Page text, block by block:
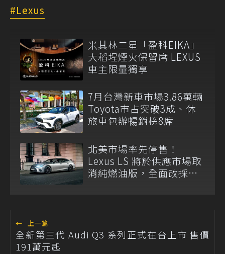
Lexus
米其林二星「盈科EIKA」
大稻埕煙火保留席 LEXUS
車主限量獨享
7月台灣新車市場3.86萬輛
Toyota市占突破3成、休
旅車包辦暢銷榜8席
北美市場率先停售！
Lexus LS 將於供應市場取
消純燃油版，全面改採單
← 上一篇
全新第三代 Audi Q3 系列正式在台上市 售價
191萬元起